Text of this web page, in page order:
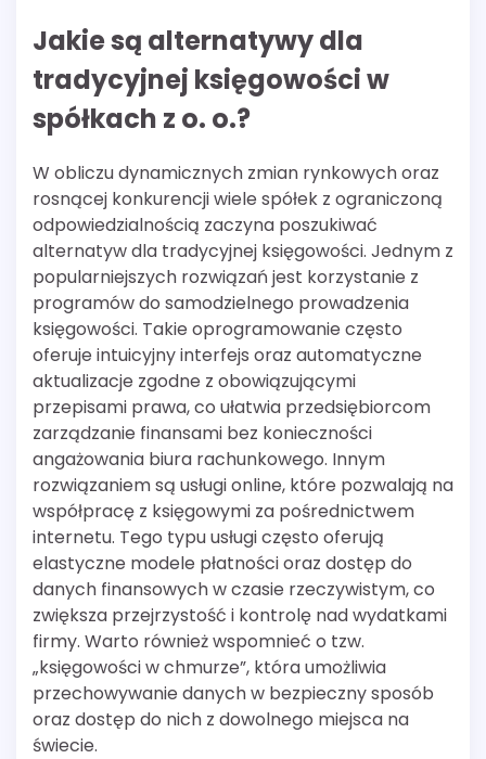
Jakie są alternatywy dla
tradycyjnej księgowości w
spółkach z o. o.?
W obliczu dynamicznych zmian rynkowych oraz
rosnącej konkurencji wiele spółek z ograniczoną
odpowiedzialnością zaczyna poszukiwać
alternatyw dla tradycyjnej księgowości. Jednym z
popularniejszych rozwiązań jest korzystanie z
programów do samodzielnego prowadzenia
księgowości. Takie oprogramowanie często
oferuje intuicyjny interfejs oraz automatyczne
aktualizacje zgodne z obowiązującymi
przepisami prawa, co ułatwia przedsiębiorcom
zarządzanie finansami bez konieczności
angażowania biura rachunkowego. Innym
rozwiązaniem są usługi online, które pozwalają na
współpracę z księgowymi za pośrednictwem
internetu. Tego typu usługi często oferują
elastyczne modele płatności oraz dostęp do
danych finansowych w czasie rzeczywistym, co
zwiększa przejrzystość i kontrolę nad wydatkami
firmy. Warto również wspomnieć o tzw.
„księgowości w chmurze”, która umożliwia
przechowywanie danych w bezpieczny sposób
oraz dostęp do nich z dowolnego miejsca na
świecie.